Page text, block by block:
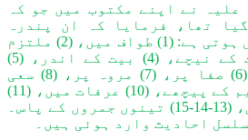
نے اپنے مکتوب میں جو کہ
تھا، فرمایا کہ ان پندرہ
مقامات میں دعا قبول ہوتی ہے: (1) طواف میں، (2) ملتزم
میں، (3) میزاب رحمت کے نیچے، (4) بیت کے اندر، (5)
زمزم شریف کے پاس، (6) صفا پر، (7) مروہ پر، (8) سعی
میں، (9) مقام ابراہیم کے پیچھے، (10) عرفات میں، (11)
مزدلفہ میں، (12) منیٰ، (13-14-15) تینوں جمروں کے پاس۔
احادیث وارد ہوئی ہیں۔